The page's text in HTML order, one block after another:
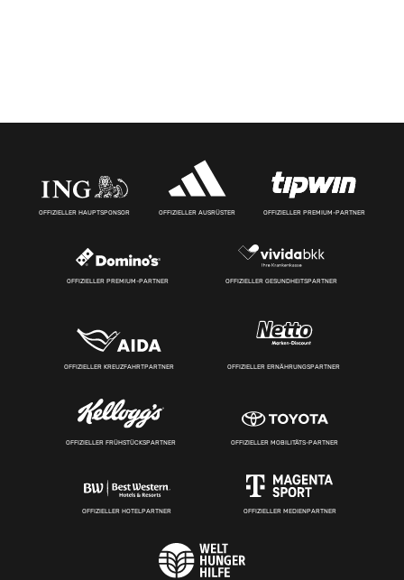
OFFIZIELLER HAUPTSPONSOR OFFIZIELLER AUSRÜSTER OFFIZIELLER PREMIUM-PARTNER
OFFIZIELLER PREMIUM-PARTNER OFFIZIELLER GESUNDHEITSPARTNER
OFFIZIELLER KREUZFAHRTPARTNER OFFIZIELLER ERNÄHRUNGSPARTNER
OFFIZIELLER FRÜHSTÜCKSPARTNER OFFIZIELLER MOBILITÄTS-PARTNER
OFFIZIELLER HOTELPARTNER OFFIZIELLER MEDIENPARTNER